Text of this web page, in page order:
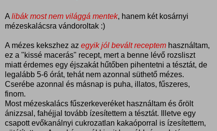
A libák most nem világgá mentek, hanem két kosárnyi
mézeskalácsra vándoroltak :)
A mézes kekszhez az egyik jól bevált receptem használtam,
ez a "kissé macerás" recept, mert a benne lévő rozsliszt
miatt érdemes egy éjszakát hűtőben pihentetni a tésztát, de
legalább 5-6 órát, tehát nem azonnal süthető mézes.
Cserébe azonnal és másnap is puha, illatos, fűszeres,
finom.
Most mézeskalács fűszerkeveréket használtam és őrölt
ánizzsal, fahéjjal tovább ízesítettem a tésztát. Illetve egy
csapott evőkanálnyi cukrozatlan kakaóporral is ízesítettem,